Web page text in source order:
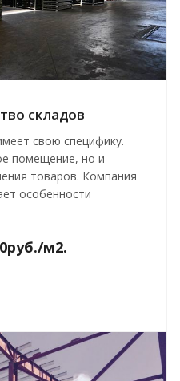
складов
свою специфику.
помещение, но и
товаров. Компания
особенности
м2.